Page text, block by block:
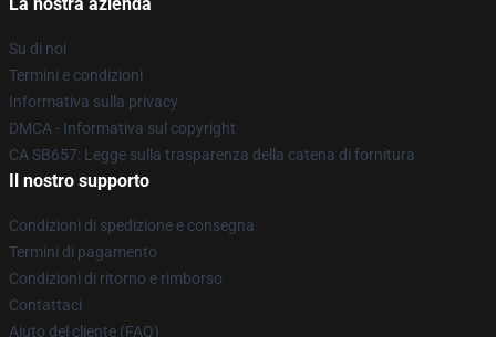
Su di noi
Termini e condizioni
Informativa sulla privacy
DMCA - Informativa sul copyright
CA SB657: Legge sulla trasparenza della catena di fornitura
Il nostro supporto
Condizioni di spedizione e consegna
Termini di pagamento
Condizioni di ritorno e rimborso
Contattaci
Aiuto del cliente (FAQ)